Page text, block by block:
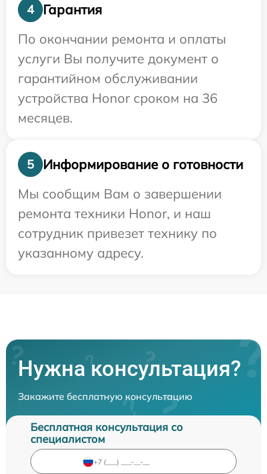
4
Гарантия
По окончании ремонта и оплаты
услуги Вы получите документ о
гарантийном обслуживании
устройства Honor сроком на 36
месяцев.
5
Информирование о готовности
Мы сообщим Вам о завершении
ремонта техники Honor, и наш
сотрудник привезет технику по
указанному адресу.
Нужна консультация?
Закажите бесплатную консультацию
Бесплатная консультация со
специалистом